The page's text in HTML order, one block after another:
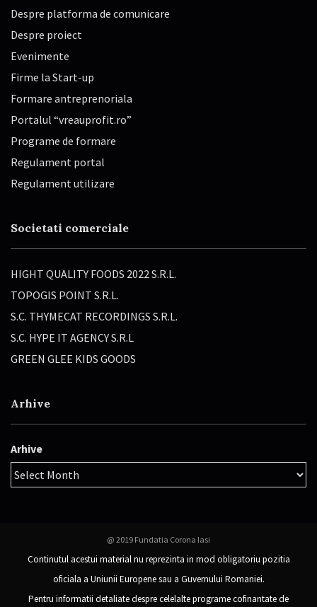
Despre platforma de comunicare
Despre proiect
Evenimente
Firme la Start-up
Formare antreprenoriala
Portalul “vreauprofit.ro”
Programe de formare
Regulament portal
Regulament utilizare
Societati comerciale
HIGHT QUALITY FOODS 2022 S.R.L.
TOPOGIS POINT S.R.L.
S.C. THYMECAT RECORDINGS S.R.L.
S.C. HYPE IT AGENCY S.R.L
GREEN GLEE KIDS GOODS
Arhive
Arhive
@ 2019 Fundatia Corona Iasi
Continutul acestui material nu reprezinta in mod obligatoriu pozitia
oficiala a Uniunii Europene sau a Guvernului Romaniei.
Pentru informatii detaliate despre celelalte programe cofinantate de